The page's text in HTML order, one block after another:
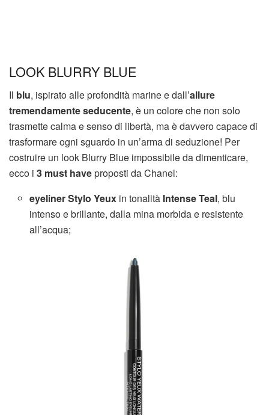
LOOK BLURRY BLUE
Il blu, ispirato alle profondità marine e dall’allure
tremendamente seducente, è un colore che non solo
trasmette calma e senso di libertà, ma è davvero capace di
trasformare ogni sguardo in un’arma di seduzione! Per
costruire un look Blurry Blue impossibile da dimenticare,
ecco i 3 must haveproposti da Chanel:
eyeliner Stylo Yeux in tonalità Intense Teal, blu
intenso e brillante, dalla mina morbida e resistente
all’acqua;